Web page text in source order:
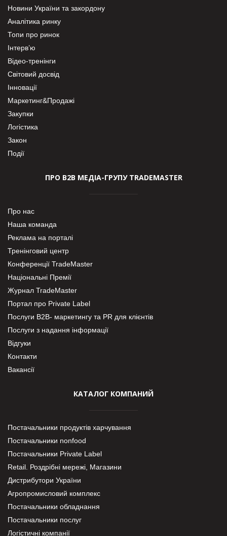
Новини України та закордону
Аналітика ринку
Топи про ринок
Інтерв’ю
Відео-тренінги
Світовий досвід
Інновації
Маркетинг&Продажі
Закупки
Логістика
Закон
Події
ПРО В2В МЕДІА-ГРУПУ TRADEMASTER
Про нас
Наша команда
Реклама на порталі
Тренінговий центр
Конференції TradeMaster
Національні Премії
Журнал TradeMaster
Портал про Private Label
Послуги В2В- маркетингу та PR для клієнтів
Послуги з надання інформації
Відгуки
Контакти
Вакансії
КАТАЛОГ КОМПАНИЙ
Постачальники продуктів харчування
Постачальники nonfood
Постачальники Private Label
Retail. Роздрібні мережі, Магазини
Дистрибутори України
Агропромисловий комплекс
Постачальники обладнання
Постачальники послуг
Логістичні компанії